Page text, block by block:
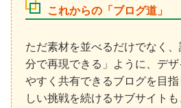
これからの「ブログ道」
ただ素材を並べるだけでなく
分で再現できる」ように、デ
やすく共有できるブログを目
しい挑戦を続けるサブサイト